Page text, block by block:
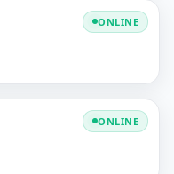
ONLINE
ONLINE